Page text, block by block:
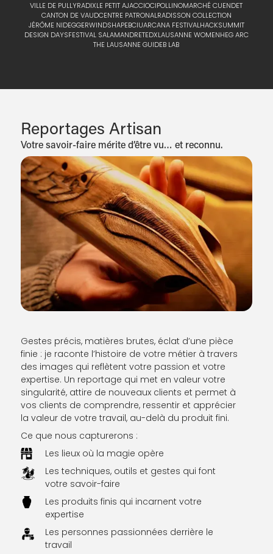
VILLE DE PULLYRADIXLE PETIT AJACCIOCIPOLLINOMARCHÉ CUENDET
CANTON DE VAUDCENTRE PATRONALRADISSON COLLECTION
JÉRÔME NIDEGGERWINDSHAPEBCIUARCANA FESTIVALHACKSUMMIT
DESIGN DAYSFESTIVAL SALAMANDRETEDXLAUSANNE WOMENHEG ARC
THE LAUSANNE GUIDEB LAB
Reportages Artisan
Votre savoir-faire mérite d’être vu… et reconnu.
Gestes précis, matières brutes, éclat d’une pièce
finie : je raconte l’histoire de votre métier à travers
des images qui reflètent votre passion et votre
expertise. Un reportage qui met en valeur votre
singularité, attire de nouveaux clients et permet à
vos clients de comprendre, ressentir et apprécier
la valeur de votre travail, au-delà du produit fini.
Ce que nous capturerons :
Les lieux où la magie opère
Les produits finis qui incarnent votre
expertise
Les techniques, outils et gestes qui font
votre savoir-faire
Les personnes passionnées derrière le
travail